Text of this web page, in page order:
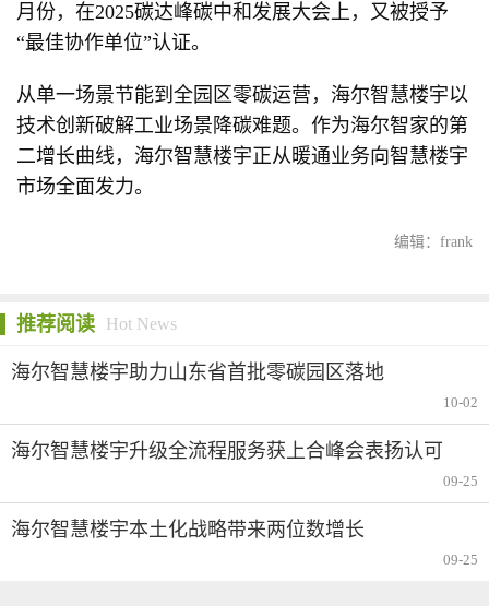
月份，在2025碳达峰碳中和发展大会上，又被授予
“最佳协作单位”认证。
从单一场景节能到全园区零碳运营，海尔智慧楼宇以
技术创新破解工业场景降碳难题。作为海尔智家的第
二增长曲线，海尔智慧楼宇正从暖通业务向智慧楼宇
市场全面发力。
编辑：frank
推荐阅读 Hot News
海尔智慧楼宇助力山东省首批零碳园区落地
10-02
海尔智慧楼宇升级全流程服务获上合峰会表扬认可
09-25
海尔智慧楼宇本土化战略带来两位数增长
09-25